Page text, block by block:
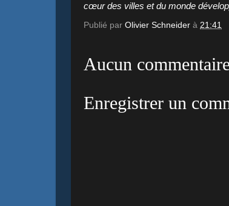
cœur des villes et du monde
Publié par Olivier Schneider à 21:41
Aucun
Enregistrer un